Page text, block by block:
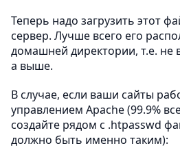
Теперь надо загрузить этот
сервер. Лучше всего его
домашней директории, т.е. не
а выше.
В случае, если ваши сайты
управлением Apache (99.9%
создайте рядом с .htpasswd
должно быть именно таким):